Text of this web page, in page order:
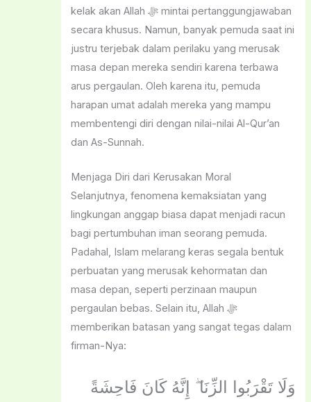
kelak akan Allah ﷻ mintai pertanggungjawaban
secara khusus. Namun, banyak pemuda saat ini
justru terjebak dalam perilaku yang merusak
masa depan mereka sendiri karena terbawa
arus pergaulan. Oleh karena itu, pemuda
harapan umat adalah mereka yang mampu
membentengi diri dengan nilai-nilai Al-Qur’an
dan As-Sunnah.
Menjaga Diri dari Kerusakan Moral
Selanjutnya, fenomena kemaksiatan yang
lingkungan anggap biasa dapat menjadi racun
bagi pertumbuhan iman seorang pemuda.
Padahal, Islam melarang keras segala bentuk
perbuatan yang merusak kehormatan dan
masa depan, seperti perzinaan maupun
pergaulan bebas. Selain itu, Allah ﷻ
memberikan batasan yang sangat tegas dalam
firman-Nya:
وَلَا تَقْرَبُوا الزِّنَا ۖ إِنَّهُ كَانَ فَاحِشَةً